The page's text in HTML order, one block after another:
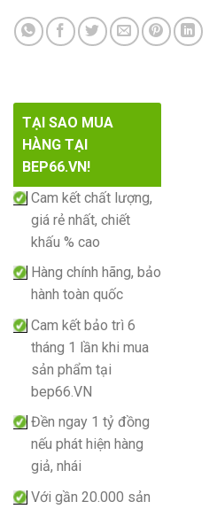
TẠI SAO MUA
HÀNG TẠI
BEP66.VN!
Cam kết chất lượng,
giá rẻ nhất, chiết
khấu % cao
Hàng chính hãng, bảo
hành toàn quốc
Cam kết bảo trì 6
tháng 1 lần khi mua
sản phẩm tại
bep66.VN
Đền ngay 1 tỷ đồng
nếu phát hiện hàng
giả, nhái
Với gần 20.000 sản